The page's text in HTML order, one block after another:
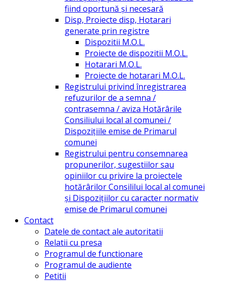
fiind oportună și necesară
Disp, Proiecte disp, Hotarari
generate prin registre
Dispozitii M.O.L.
Proiecte de dispozitii M.O.L.
Hotarari M.O.L.
Proiecte de hotarari M.O.L.
Registrului privind înregistrarea
refuzurilor de a semna /
contrasemna / aviza Hotărârile
Consiliului local al comunei /
Dispozițiile emise de Primarul
comunei
Registrului pentru consemnarea
propunerilor, sugestiilor sau
opiniilor cu privire la proiectele
hotărârilor Consililui local al comunei
și Dispozițiilor cu caracter normativ
emise de Primarul comunei
Contact
Datele de contact ale autoritatii
Relatii cu presa
Programul de functionare
Programul de audiente
Petitii